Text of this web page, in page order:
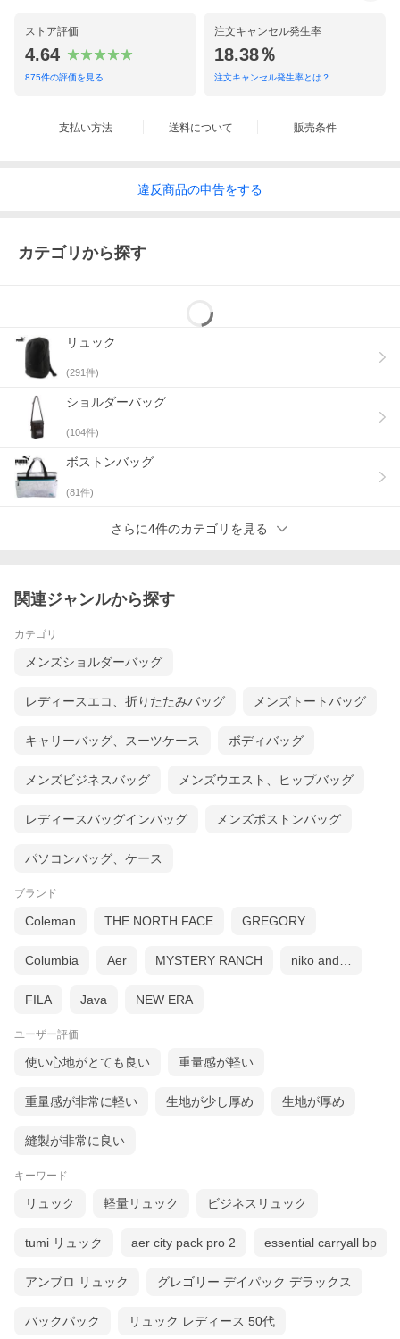
ストア評価
4.64
875件の評価を見る
注文キャンセル発生率
18.38％
注文キャンセル発生率とは？
支払い方法 送料について 販売条件
違反商品の申告をする
カテゴリから探す
リュック
(291件)
ショルダーバッグ
(104件)
ボストンバッグ
(81件)
さらに4件のカテゴリを見る
関連ジャンルから探す
カテゴリ
メンズショルダーバッグ
レディースエコ、折りたたみバッグ メンズトートバッグ
キャリーバッグ、スーツケース ボディバッグ
メンズビジネスバッグ メンズウエスト、ヒップバッグ
レディースバッグインバッグ メンズボストンバッグ
パソコンバッグ、ケース
ブランド
Coleman THE NORTH FACE GREGORY
Columbia Aer MYSTERY RANCH niko and…
FILA Java NEW ERA
ユーザー評価
使い心地がとても良い 重量感が軽い
重量感が非常に軽い 生地が少し厚め 生地が厚め
縫製が非常に良い
キーワード
リュック 軽量リュック ビジネスリュック
tumi リュック aer city pack pro 2 essential carryall bp
アンブロ リュック グレゴリー デイパック デラックス
バックパック リュック レディース 50代